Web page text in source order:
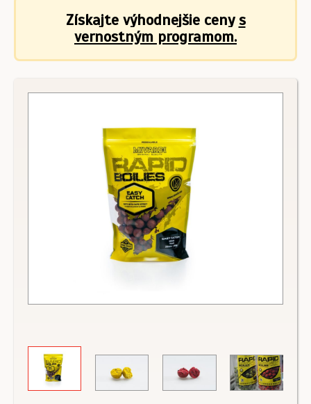
Získajte výhodnejšie cenys
vernostným programom.